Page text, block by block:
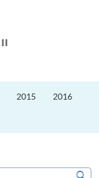
2015 2016